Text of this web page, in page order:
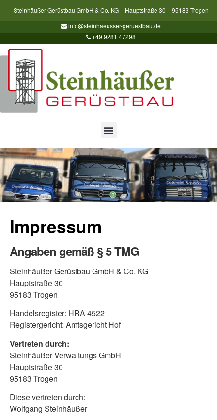
Steinhäußer Gerüstbau GmbH & Co. KG – Hauptstraße 30 – 95183 Trogen
info@steinhaeusser-geruestbau.de
+49 9281 47298
Impressum
Angaben gemäß § 5 TMG
Steinhäußer Gerüstbau GmbH & Co. KG
Hauptstraße 30
95183 Trogen
Handelsregister: HRA 4522
Registergericht: Amtsgericht Hof
Vertreten durch:
Steinhäußer Verwaltungs GmbH
Hauptstraße 30
95183 Trogen
Diese vertreten durch:
Wolfgang Steinhäußer